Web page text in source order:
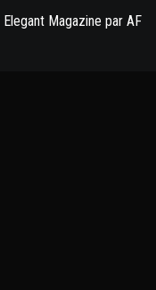
Elegant Magazine par AF